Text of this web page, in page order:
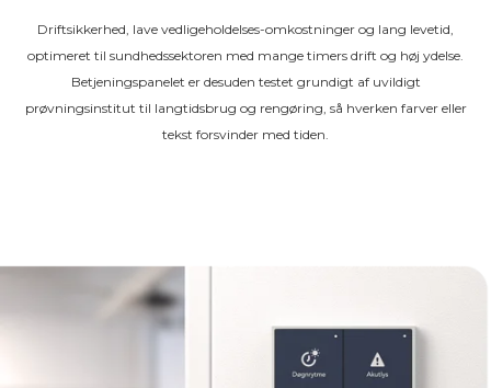
Driftsikkerhed, lave vedligeholdelses-omkostninger og lang levetid,
optimeret til sundhedssektoren med mange timers drift og høj ydelse.
Betjeningspanelet er desuden testet grundigt af uvildigt
prøvningsinstitut til langtidsbrug og rengøring, så hverken farver eller
tekst forsvinder med tiden.